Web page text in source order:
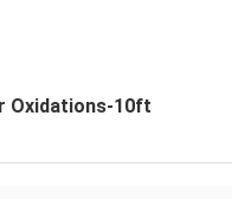
Oxidations-10ft